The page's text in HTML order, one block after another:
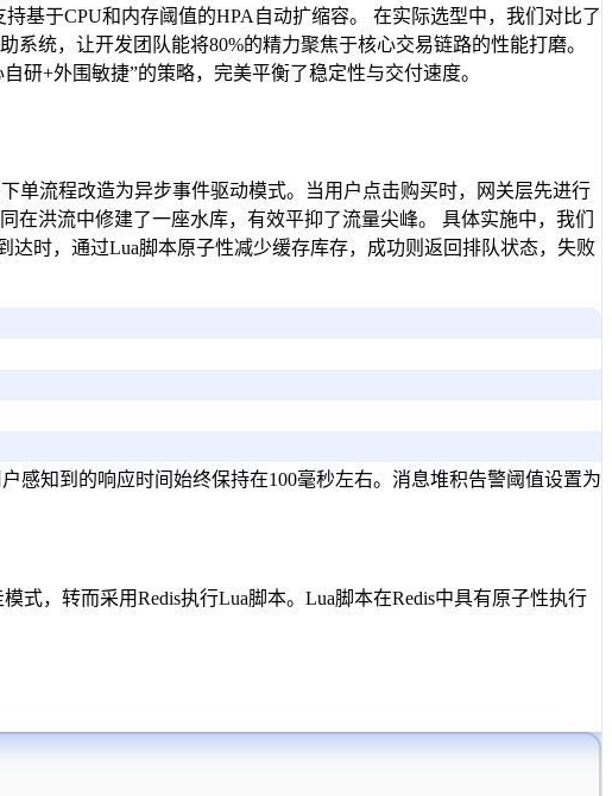
基于CPU和内存阈值的HPA自动扩缩容。 在实际选型中，我们对比了
统，让开发团队能将80%的精力聚焦于核心交易链路的性能打磨。
研+外围敏捷”的策略，完美平衡了稳定性与交付速度。
单流程改造为异步事件驱动模式。当用户点击购买时，网关层先进行
洪流中修建了一座水库，有效平抑了流量尖峰。 具体实施中，我们
达时，通过Lua脚本原子性减少缓存库存，成功则返回排队状态，失败
知到的响应时间始终保持在100毫秒左右。消息堆积告警阈值设置
，转而采用Redis执行Lua脚本。Lua脚本在Redis中具有原子性执行